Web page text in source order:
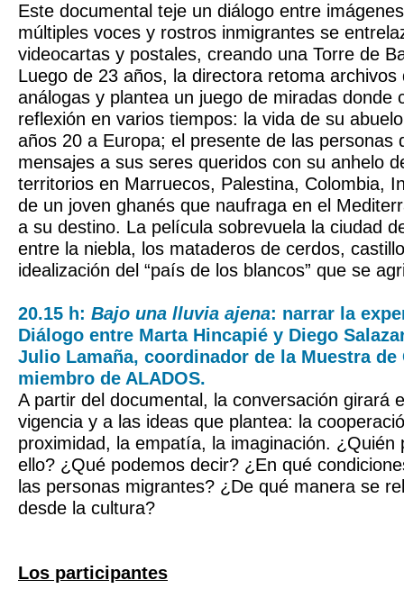
Este documental teje un diálogo entre
múltiples voces y rostros inmigrantes se
videocartas y postales, creando una Torre de
Luego de 23 años, la directora retoma archivos
análogas y plantea un juego de miradas donde
reflexión en varios tiempos: la vida de su
años 20 a Europa; el presente de las personas
mensajes a sus seres queridos con su anhelo
territorios en Marruecos, Palestina, Colombia,
de un joven ghanés que naufraga en el
a su destino. La película sobrevuela la ciudad
entre la niebla, los mataderos de cerdos,
idealización del “país de los blancos” que se
20.15 h: Bajo una lluvia ajena: narrar la
Diálogo entre Marta Hincapié y Diego
Julio Lamaña, coordinador de la Muestra de
miembro de ALADOS.
A partir del documental, la conversación girará
vigencia y a las ideas que plantea: la
proximidad, la empatía, la imaginación. ¿Quién
ello? ¿Qué podemos decir? ¿En qué
las personas migrantes? ¿De qué manera se
desde la cultura?
Los participantes